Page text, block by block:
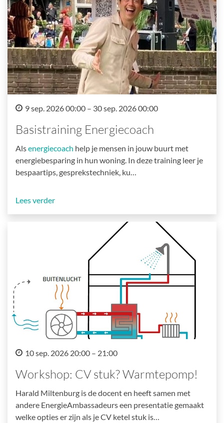
9 sep. 2026 00:00 – 30 sep. 2026 00:00
Basistraining Energiecoach
Alsenergiecoach help je mensen in jouw buurt met
energiebesparing in hun woning. In deze training leer je
bespaartips, gesprekstechniek, ku…
Lees verder
10 sep. 2026 20:00 – 21:00
Workshop: CV stuk? Warmtepomp!
Harald Miltenburg is de docent en heeft samen met
andere EnergieAmbassadeurs een presentatie gemaakt
welke opties er zijn als je CV ketel stuk is…